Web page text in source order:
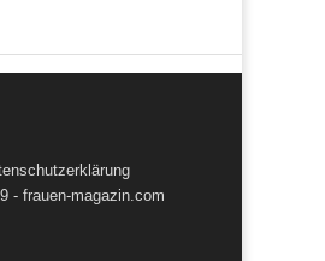
- frauen-magazin.com